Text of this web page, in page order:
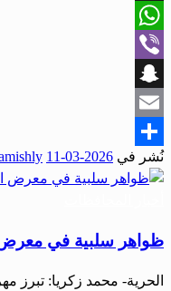
X
WhatsApp
Viber
Snapchat
Email
Share
نُشر في 2026-03-11
ظواهر سلبية في معرض
الحرية- محمد زكريا: تبرز